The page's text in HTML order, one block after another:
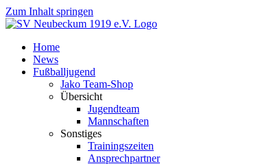
Zum Inhalt springen
Home
News
Fußballjugend
Jako Team-Shop
Übersicht
Jugendteam
Mannschaften
Sonstiges
Trainingszeiten
Ansprechpartner